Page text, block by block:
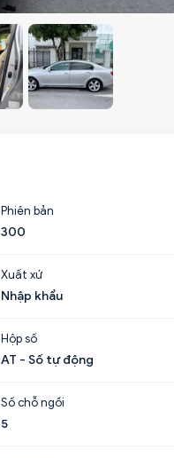
Phiên bản
300
Xuất xứ
Nhập khẩu
Hộp số
AT - Số tự động
Số chỗ ngồi
5